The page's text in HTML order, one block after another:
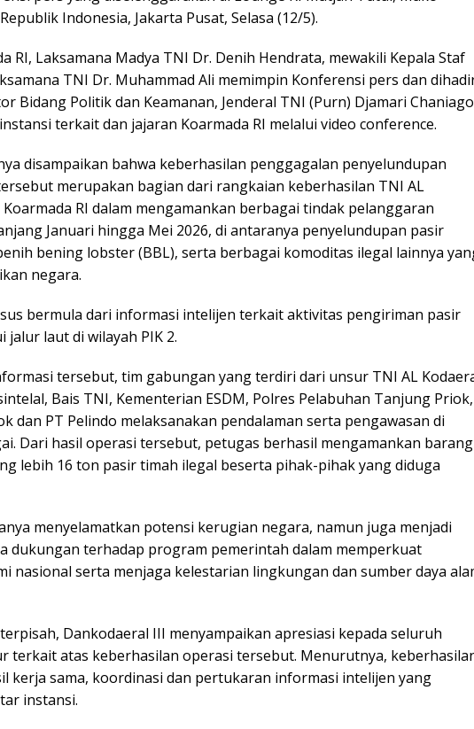
Indonesia, Jakarta Pusat, Selasa (12/5).
RI, Laksamana Madya TNI Dr. Denih Hendrata, mewakili Kepala Staf
TNI Dr. Muhammad Ali memimpin Konferensi pers dan
Bidang Politik dan Keamanan, Jenderal TNI (Purn) Djamari
terkait dan jajaran Koarmada RI melalui video conference.
disampaikan bahwa keberhasilan penggagalan penyelundupan
merupakan bagian dari rangkaian keberhasilan TNI AL
RI dalam mengamankan berbagai tindak pelanggaran
Januari hingga Mei 2026, di antaranya penyelundupan pasir
bening lobster (BBL), serta berbagai komoditas ilegal lainnya
negara.
bermula dari informasi intelijen terkait aktivitas pengiriman pasir
jalur laut di wilayah PIK 2.
tersebut, tim gabungan yang terdiri dari unsur TNI AL
Bais TNI, Kementerian ESDM, Polres Pelabuhan Tanjung Priok,
dan PT Pelindo melaksanakan pendalaman serta pengawasan di
Dari hasil operasi tersebut, petugas berhasil mengamankan barang
lebih 16 ton pasir timah ilegal beserta pihak-pihak yang diduga
menyelamatkan potensi kerugian negara, namun juga menjadi
dukungan terhadap program pemerintah dalam memperkuat
nasional serta menjaga kelestarian lingkungan dan sumber daya
Dankodaeral III menyampaikan apresiasi kepada seluruh
terkait atas keberhasilan operasi tersebut. Menurutnya,
kerja sama, koordinasi dan pertukaran informasi intelijen yang
instansi.